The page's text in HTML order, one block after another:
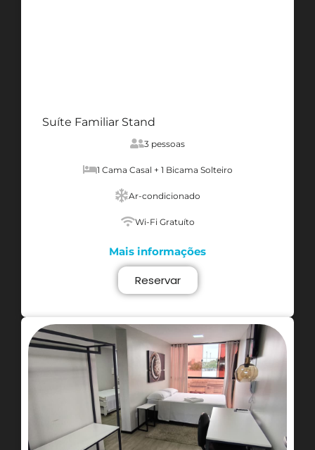
Suíte Familiar Stand
3 pessoas
1 Cama Casal + 1 Bicama Solteiro
Ar-condicionado
Wi-Fi Gratuíto
Mais informações
Reservar